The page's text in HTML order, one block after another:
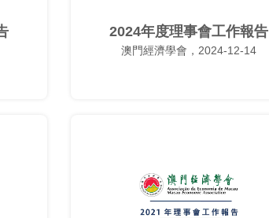
2024年度理事會工作報告
澳門經濟學會，2024-12-14